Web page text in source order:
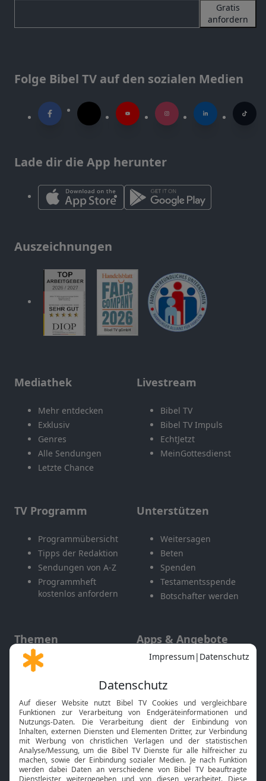
Gratis
anfordern
Folge Bibel TV auf den sozialen Medien
Lade dir die App herunter
Auszeichnungen
Mediathek
Mehr entdecken
Exklusiv
Genres
Alle Sendungen
Letzte Chance
Livestream
Bibel TV
Bibel TV Impuls
EchtJetzt
MeinGottesdienst
TV Programm
Programmübersicht
Tipps der Redaktion
Sendungen von A-Z
Programmheft
kostenlos anfordern
Unterstützen
Weitersagen
Beten
Spenden
Testamentsspende
Botschafter werden
Themen
Gott und Bibel erklärt
Neuigkeiten
Apps & Angebote
Mobile App
Smart TV
HbbTV
Bibelthek Online-Bibel
Nächster Gottesdienst